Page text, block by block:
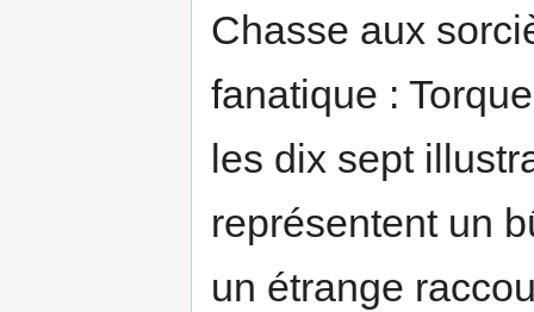
Chasse aux
fanatique :
les dix sept
représentent un
un étrange